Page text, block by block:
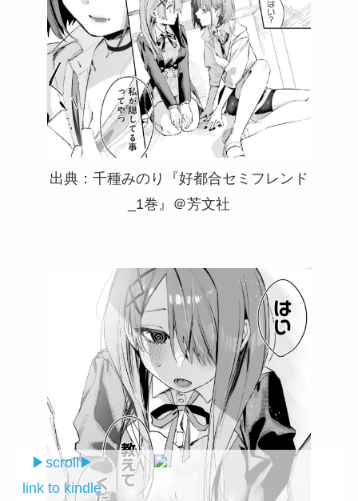
出典：千種みのり『好都合セミフレンド
_1巻』＠芳文社
▶︎scroll▶︎
link to kindle